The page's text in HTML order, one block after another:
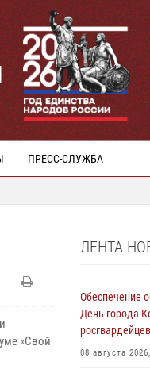
ПРЕСС-СЛУЖБА
«Свой
ЛЕНТА
Обеспечение
День города
росгвардейцев
08 августа